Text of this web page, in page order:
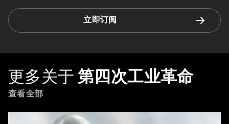
立即订阅
更多关于 第四次工业革命
查看全部